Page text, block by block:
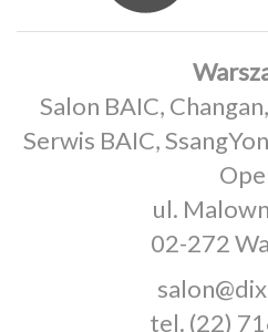
Salon BAIC,
Serwis BAIC,
ul.
02-272
tel. (22)